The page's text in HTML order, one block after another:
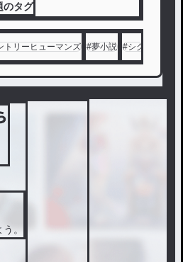
のタグ
トリーヒューマンズ #夢小説 #シクフォニ
。